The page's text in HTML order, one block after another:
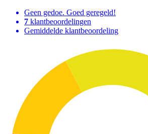
Geen gedoe. Goed geregeld!
7 klantbeoordelingen
Gemiddelde klantbeoordeling